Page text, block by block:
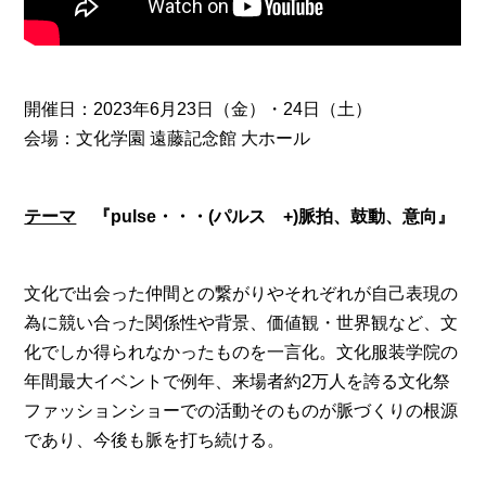
開催日：2023年6月23日（金）・24日（土）
会場：文化学園 遠藤記念館 大ホール
テーマ 『pulse・・・(パルス +)脈拍、鼓動、意向』
文化で出会った仲間との繋がりやそれぞれが自己表現の
為に競い合った関係性や背景、価値観・世界観など、文
化でしか得られなかったものを一言化。文化服装学院の
年間最大イベントで例年、来場者約2万人を誇る文化祭
ファッションショーでの活動そのものが脈づくりの根源
であり、今後も脈を打ち続ける。